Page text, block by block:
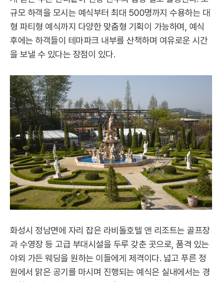
규모 하객을 모시는 예식부터 최대 500명까지 수용하는 대
형 파티형 예식까지 다양한 맞춤형 기획이 가능하며, 예식
후에는 하객들이 테마파크 내부를 산책하며 여유로운 시간
을 보낼 수 있다는 장점이 있다.
화성시 정남면에 자리 잡은 라비돌호텔 앤 리조트는 골프장
과 수영장 등 고급 부대시설을 두루 갖춘 곳으로, 품격 있는
야외 가든 웨딩을 원하는 이들에게 제격이다. 넓고 푸른 정
원에서 맑은 공기를 마시며 진행되는 예식은 실내에서는 경